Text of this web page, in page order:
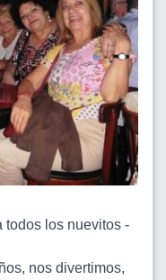
todos los nuevitos -
nos divertimos,